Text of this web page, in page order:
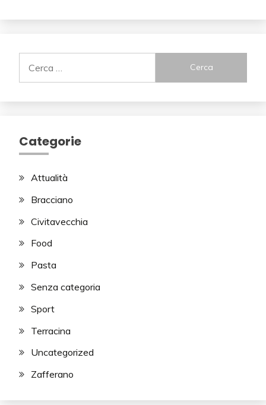
per:
Categorie
Attualità
Bracciano
Civitavecchia
Food
Pasta
Senza categoria
Sport
Terracina
Uncategorized
Zafferano